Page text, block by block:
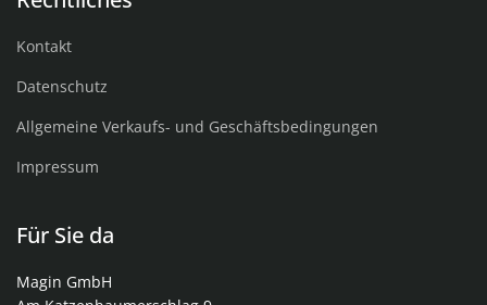
Kontakt
Datenschutz
Allgemeine Verkaufs- und Geschäftsbedingungen
Impressum
Für Sie da
Magin GmbH